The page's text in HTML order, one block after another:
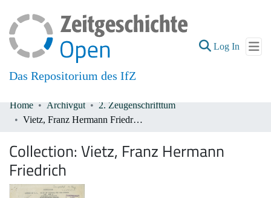
Das Repositorium des IfZ
Log In (current)
Communities & Collections
Home Archivgut
2. Zeugenschrifttum
Vietz, Franz Hermann Friedrich
Collection: Vietz, Franz Hermann
Friedrich